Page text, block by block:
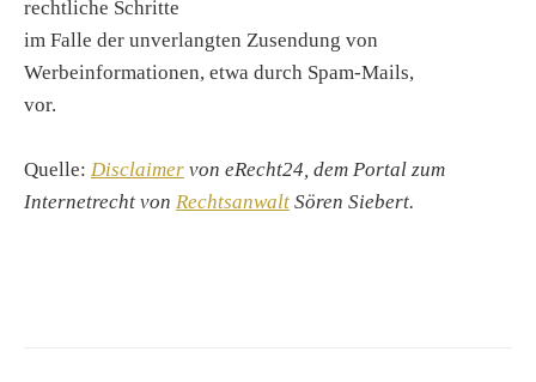
rechtliche Schritte
im Falle der unverlangten Zusendung von
Werbeinformationen, etwa durch Spam-Mails,
vor.
Quelle: Disclaimer von eRecht24, dem Portal zum
Internetrecht von Rechtsanwalt Sören Siebert.